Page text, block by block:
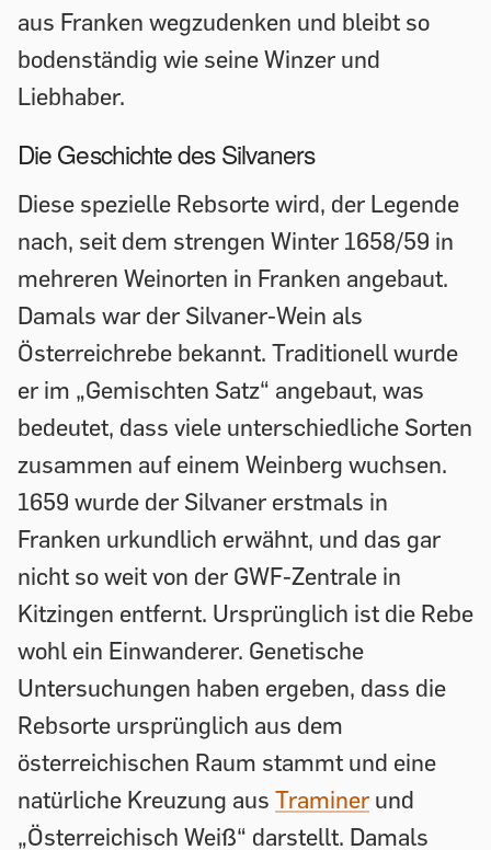
aus Franken wegzudenken und bleibt so
bodenständig wie seine Winzer und
Liebhaber.
Die Geschichte des Silvaners
Diese spezielle Rebsorte wird, der Legende
nach, seit dem strengen Winter 1658/59 in
mehreren Weinorten in Franken angebaut.
Damals war der Silvaner-Wein als
Österreichrebe bekannt. Traditionell wurde
er im „Gemischten Satz“ angebaut, was
bedeutet, dass viele unterschiedliche Sorten
zusammen auf einem Weinberg wuchsen.
1659 wurde der Silvaner erstmals in
Franken urkundlich erwähnt, und das gar
nicht so weit von der GWF-Zentrale in
Kitzingen entfernt. Ursprünglich ist die Rebe
wohl ein Einwanderer. Genetische
Untersuchungen haben ergeben, dass die
Rebsorte ursprünglich aus dem
österreichischen Raum stammt und eine
natürliche Kreuzung aus Traminer und
„Österreichisch Weiß“ darstellt. Damals